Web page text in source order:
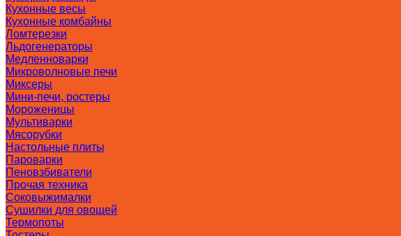
Кухонные весы
Кухонные комбайны
Ломтерезки
Льдогенераторы
Медленноварки
Микроволновые печи
Миксеры
Мини-печи, ростеры
Мороженицы
Мультиварки
Мясорубки
Настольные плиты
Пароварки
Пеновзбиватели
Прочая техника
Соковыжималки
Сушилки для овощей
Термопоты